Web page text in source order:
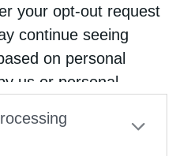
your opt-out request
continue seeing
on personal
us or personal
separately opt-out